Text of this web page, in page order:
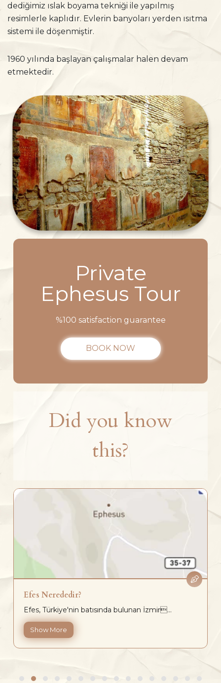
dediğimiz ıslak boyama tekniği ile yapılmış
resimlerle kaplıdır. Evlerin banyoları yerden ısıtma
sistemi ile döşenmiştir.
1960 yılında başlayan çalışmalar halen devam
etmektedir.
Private
Ephesus Tour
%100 satisfaction guarantee
BOOK NOW
Did you know
this?
Efes Nerededir?
Efes, Türkiye'nin batısında bulunan İzmir...
Show More